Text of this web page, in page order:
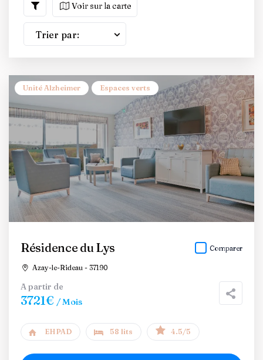
Voir sur la carte
Trier par:
Unité Alzheimer Espaces verts
Résidence du Lys
Azay-le-Rideau - 37190
Comparer
A partir de
3721€ / Mois
EHPAD 58 lits 4.5/5